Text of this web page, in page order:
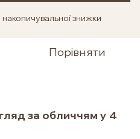
знижки
Порівняти
за обличчям у 4